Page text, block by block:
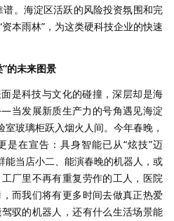
谱。海淀区活跃的风险投资氛围和完
本雨林”，为这类硬科技企业的快速
的未来图景​
是科技与文化的碰撞，深层却是海
当发展新质生产力的号角遇见海淀
室玻璃柜跃入烟火人间。今年春晚，
是在宣告：具身智能已从“炫技”迈
能当店小二、能演春晚的机器人，或
厂里不再有重复劳作的工人，医院
而我们将有更多时间去做真正热爱
驭的机器人，还有什么生活场景能